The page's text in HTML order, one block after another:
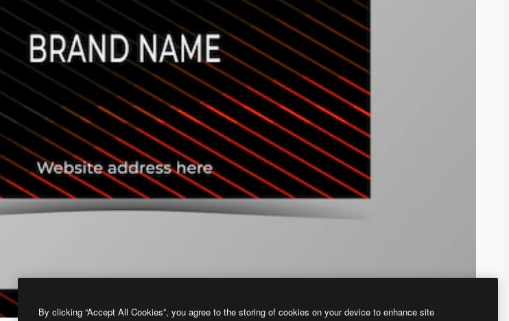
By clicking “Accept All Cookies”, you agree to the storing of cookies on your device to enhance site